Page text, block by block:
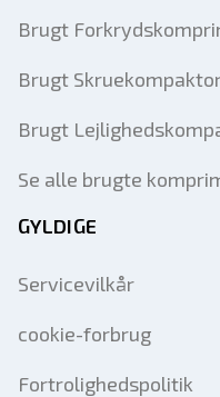
Brugt
Brugt
Brugt
Se alle brugte
GYLDIGE
Servicevilkår
cookie-forbrug
Fortrolighedspolitik